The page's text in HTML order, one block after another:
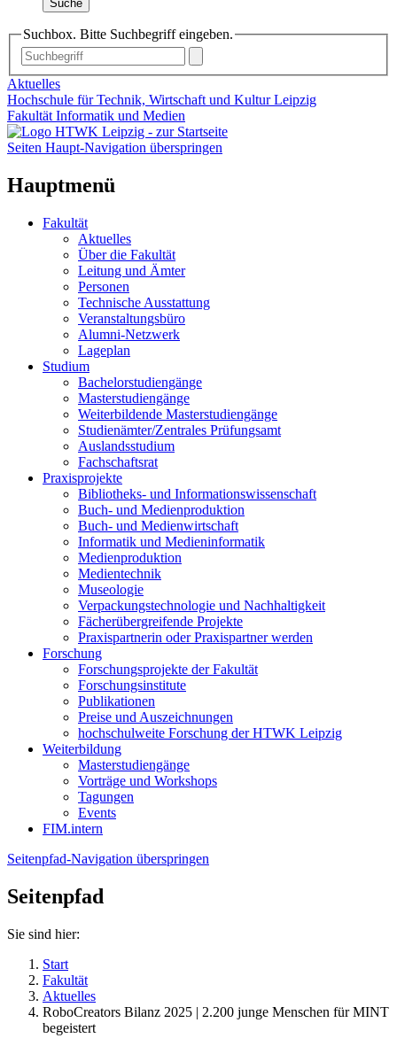
Suche
Suchbox. Bitte Suchbegriff eingeben.
Aktuelles
Hochschule für Technik, Wirtschaft und Kultur Leipzig
Fakultät Informatik und Medien
Seiten Haupt-Navigation überspringen
Hauptmenü
Fakultät
Aktuelles
Über die Fakultät
Leitung und Ämter
Personen
Technische Ausstattung
Veranstaltungsbüro
Alumni-Netzwerk
Lageplan
Studium
Bachelorstudiengänge
Masterstudiengänge
Weiterbildende Masterstudiengänge
Studienämter/Zentrales Prüfungsamt
Auslandsstudium
Fachschaftsrat
Praxisprojekte
Bibliotheks- und Informationswissenschaft
Buch- und Medienproduktion
Buch- und Medienwirtschaft
Informatik und Medieninformatik
Medienproduktion
Medientechnik
Museologie
Verpackungstechnologie und Nachhaltigkeit
Fächerübergreifende Projekte
Praxispartnerin oder Praxispartner werden
Forschung
Forschungsprojekte der Fakultät
Forschungsinstitute
Publikationen
Preise und Auszeichnungen
hochschulweite Forschung der HTWK Leipzig
Weiterbildung
Masterstudiengänge
Vorträge und Workshops
Tagungen
Events
FIM.intern
Seitenpfad-Navigation überspringen
Seitenpfad
Sie sind hier:
Start
Fakultät
Aktuelles
RoboCreators Bilanz 2025 | 2.200 junge Menschen für MINT
begeistert